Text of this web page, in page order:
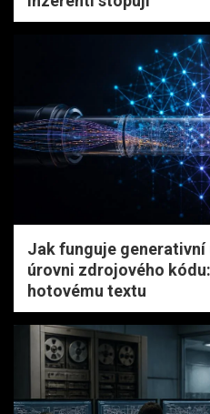
Jak funguje
úrovni zdrojového
hotovému textu